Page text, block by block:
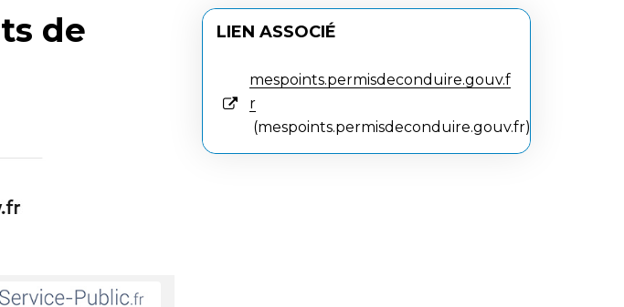
de
LIEN ASSOCIÉ
mespoints.permisdeconduire.gouv.f
r
mespoints.permisdeconduire.gouv.fr